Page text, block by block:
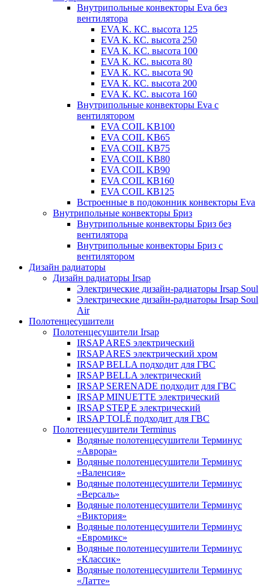
Внутрипольные конвекторы Eva без
вентилятора
EVA K. КС. высота 125
EVA К. КС. высота 250
EVA К. KС. высота 100
EVA К. КС. высота 80
EVA К. KC. высота 90
EVA К. КС. высота 200
EVA К. КС. высота 160
Внутрипольные конвекторы Eva с
вентилятором
EVA COIL KB100
EVA COIL KB65
EVA COIL KB75
EVA COIL KB80
EVA COIL KB90
EVA COIL КВ160
EVA COIL КВ125
Встроенные в подоконник конвекторы Eva
Внутрипольные конвекторы Бриз
Внутрипольные конвекторы Бриз без
вентилятора
Внутрипольные конвекторы Бриз с
вентилятором
Дизайн радиаторы
Дизайн радиаторы Irsap
Электрические дизайн-радиаторы Irsap Soul
Электрические дизайн-радиаторы Irsap Soul
Air
Полотенцесушители
Полотенцесушители Irsap
IRSAP ARES электрический
IRSAP ARES электрический хром
IRSAP BELLA подходит для ГВС
IRSAP BELLA электрический
IRSAP SERENADE подходит для ГВС
IRSAP MINUETTE электрический
IRSAP STEP E электрический
IRSAP TOLÉ подходит для ГВС
Полотенцесушители Terminus
Водяные полотенцесушители Терминус
«Аврора»
Водяные полотенцесушители Терминус
«Валенсия»
Водяные полотенцесушители Терминус
«Версаль»
Водяные полотенцесушители Терминус
«Виктория»
Водяные полотенцесушители Терминус
«Евромикс»
Водяные полотенцесушители Терминус
«Классик»
Водяные полотенцесушители Терминус
«Латте»